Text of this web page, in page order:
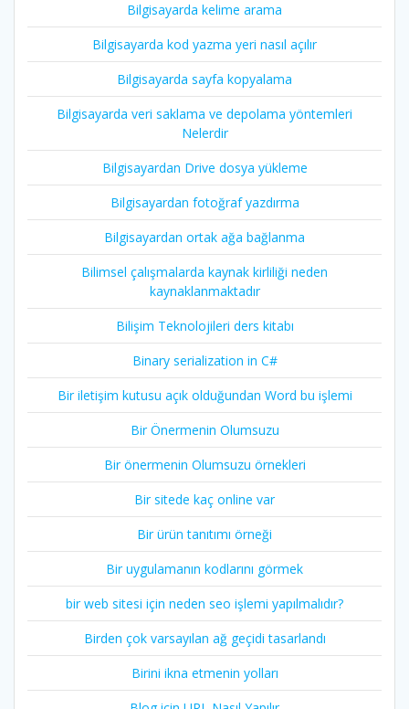
Bilgisayarda kelime arama
Bilgisayarda kod yazma yeri nasıl açılır
Bilgisayarda sayfa kopyalama
Bilgisayarda veri saklama ve depolama yöntemleri
Nelerdir
Bilgisayardan Drive dosya yükleme
Bilgisayardan fotoğraf yazdırma
Bilgisayardan ortak ağa bağlanma
Bilimsel çalışmalarda kaynak kirliliği neden
kaynaklanmaktadır
Bilişim Teknolojileri ders kitabı
Binary serialization in C#
Bir iletişim kutusu açık olduğundan Word bu işlemi
Bir Önermenin Olumsuzu
Bir önermenin Olumsuzu örnekleri
Bir sitede kaç online var
Bir ürün tanıtımı örneği
Bir uygulamanın kodlarını görmek
bir web sitesi için neden seo işlemi yapılmalıdır?
Birden çok varsayılan ağ geçidi tasarlandı
Birini ikna etmenin yolları